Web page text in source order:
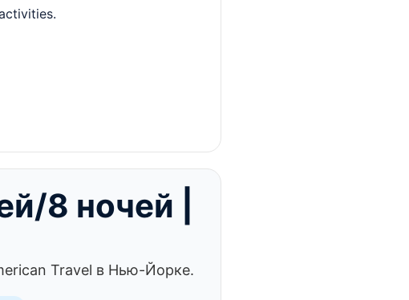
8 ночей |
Travel в Нью-Йорке.